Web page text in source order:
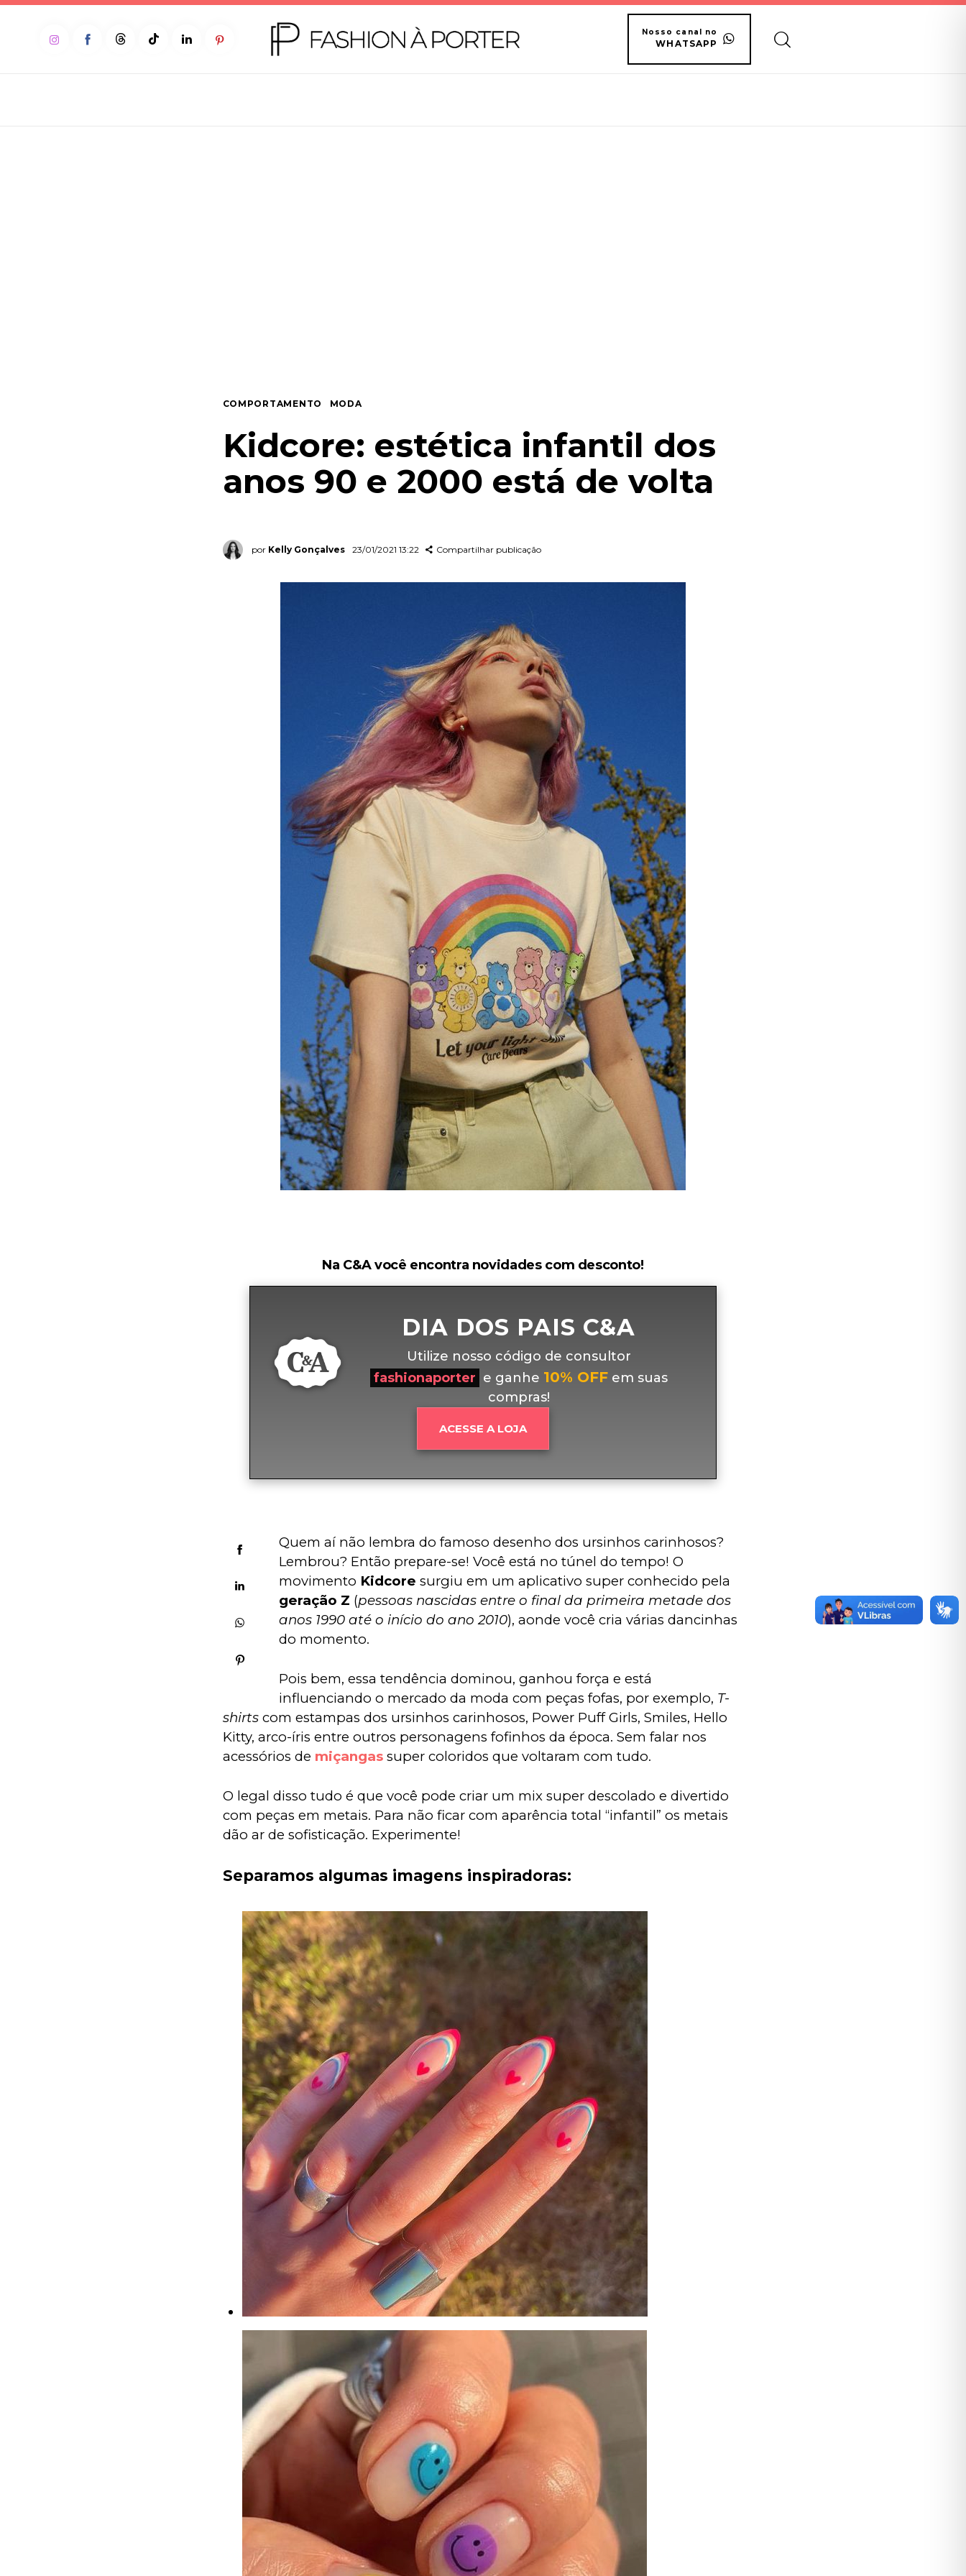
Nosso canal no
WHATSAPP
COMPORTAMENTO MODA
Kidcore: estética infantil dos
anos 90 e 2000 está de volta
por Kelly Gonçalves 23/01/2021 13:22 Compartilhar publicação
Na C&A você encontra novidades com desconto!
DIA DOS PAIS C&A
Utilize nosso código de consultor
fashionaporter e ganhe 10% OFFem suas
compras!
ACESSE A LOJA
Quem aí não lembra do famoso desenho dos ursinhos carinhosos?
Lembrou? Então prepare-se! Você está no túnel do tempo! O
movimento Kidcore surgiu em um aplicativo super conhecido pela
geração Z (pessoas nascidas entre o final da primeira metade dos
anos 1990 até o início do ano 2010), aonde você cria várias dancinhas
do momento.
Pois bem, essa tendência dominou, ganhou força e está
influenciando o mercado da moda com peças fofas, por exemplo, T-
shirts com estampas dos ursinhos carinhosos, Power Puff Girls, Smiles, Hello
Kitty, arco-íris entre outros personagens fofinhos da época. Sem falar nos
acessórios de miçangas super coloridos que voltaram com tudo.
O legal disso tudo é que você pode criar um mix super descolado e divertido
com peças em metais. Para não ficar com aparência total “infantil” os metais
dão ar de sofisticação. Experimente!
Separamos algumas imagens inspiradoras: